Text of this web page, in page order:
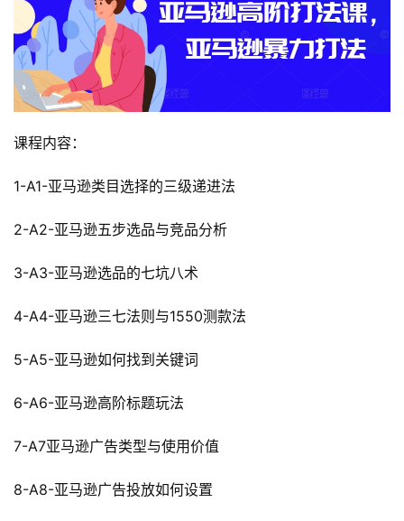
课程内容：
1-A1-亚马逊类目选择的三级递进法
2-A2-亚马逊五步选品与竞品分析
3-A3-亚马逊选品的七坑八术
4-A4-亚马逊三七法则与1550测款法
5-A5-亚马逊如何找到关键词
6-A6-亚马逊高阶标题玩法
7-A7亚马逊广告类型与使用价值
8-A8-亚马逊广告投放如何设置